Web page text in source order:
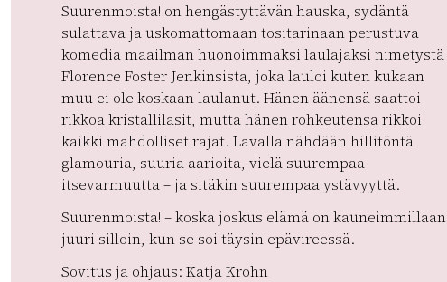
Suurenmoista! on hengästyttävän hauska, sydäntä
sulattava ja uskomattomaan tositarinaan perustuva
komedia maailman huonoimmaksi laulajaksi nimetystä
Florence Foster Jenkinsista, joka lauloi kuten kukaan
muu ei ole koskaan laulanut. Hänen äänensä saattoi
rikkoa kristallilasit, mutta hänen rohkeutensa rikkoi
kaikki mahdolliset rajat. Lavalla nähdään hillitöntä
glamouria, suuria aarioita, vielä suurempaa
itsevarmuutta – ja sitäkin suurempaa ystävyyttä.
Suurenmoista! – koska joskus elämä on kauneimmillaan
juuri silloin, kun se soi täysin epävireessä.
Sovitus ja ohjaus: Katja Krohn